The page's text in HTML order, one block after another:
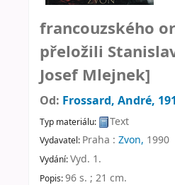
francouzského
přeložili
Josef Mlejnek]
Od: Frossard, André,
Typ materiálu: Text
Vydavatel: Praha : Zvon, 1990
Vydání:Vyd. 1 .
Popis:96 s. ; 21 cm.